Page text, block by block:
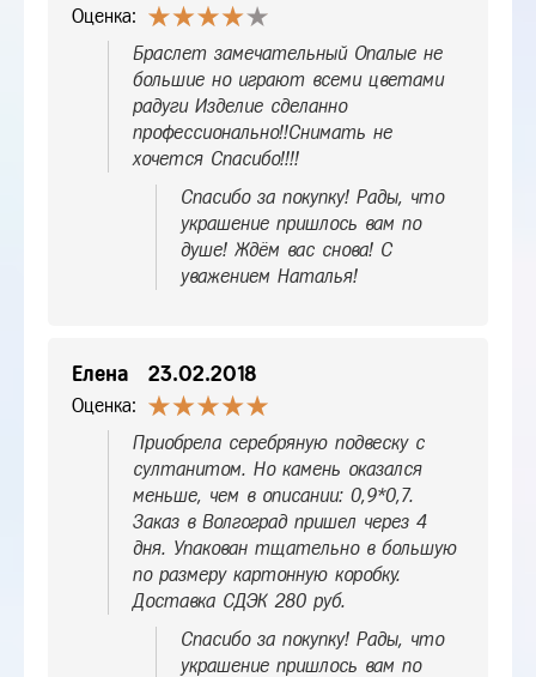
Оценка:
Браслет замечательный Опалые не
большие но играют всеми цветами
радуги Изделие сделанно
профессионально!!Снимать не
хочется Спасибо!!!!
Спасибо за покупку! Рады, что
украшение пришлось вам по
душе! Ждём вас снова! С
уважением Наталья!
Елена 23.02.2018
Оценка:
Приобрела серебряную подвеску с
султанитом. Но камень оказался
меньше, чем в описании: 0,9*0,7.
Заказ в Волгоград пришел через 4
дня. Упакован тщательно в большую
по размеру картонную коробку.
Доставка СДЭК 280 руб.
Спасибо за покупку! Рады, что
украшение пришлось вам по